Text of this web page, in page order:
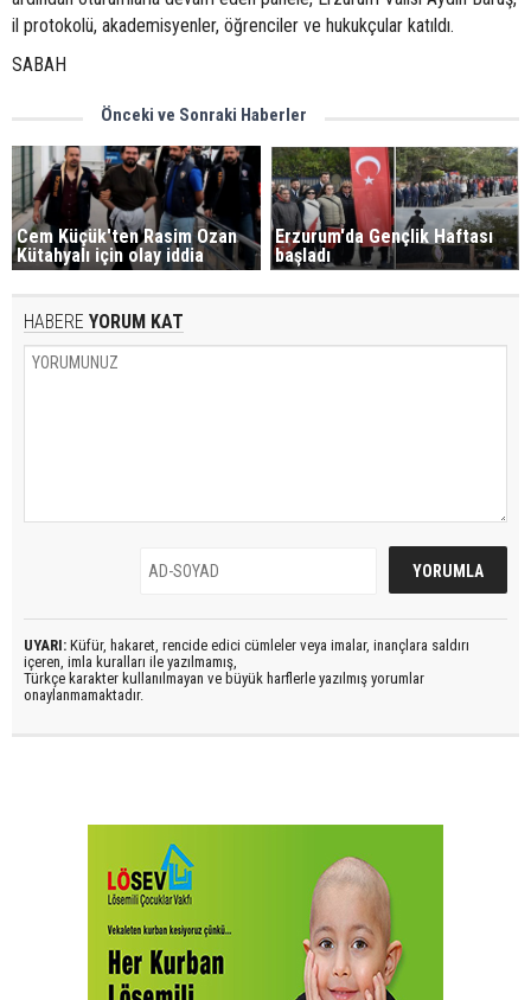
il protokolü, akademisyenler, öğrenciler ve hukukçular katıldı.
SABAH
Önceki ve Sonraki Haberler
Cem Küçük'ten Rasim Ozan
Kütahyalı için olay iddia
Erzurum'da Gençlik Haftası
başladı
HABERE YORUM KAT
UYARI: Küfür, hakaret, rencide edici cümleler veya imalar, inançlara saldırı
içeren, imla kuralları ile yazılmamış,
Türkçe karakter kullanılmayan ve büyük harflerle yazılmış yorumlar
onaylanmamaktadır.